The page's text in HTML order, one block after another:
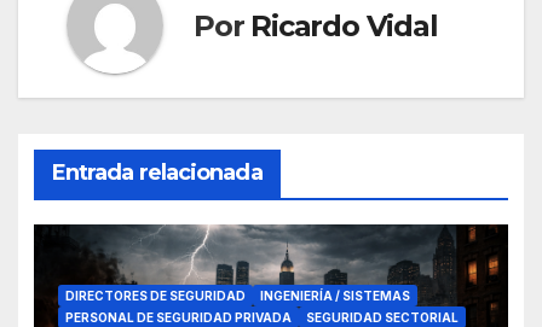
Por Ricardo Vidal
Entrada relacionada
DIRECTORES DE SEGURIDAD
INGENIERÍA / SISTEMAS
PERSONAL DE SEGURIDAD PRIVADA
SEGURIDAD SECTORIAL